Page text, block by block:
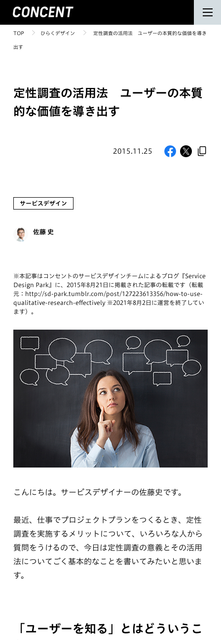
TOP ひらくデザイン 定性調査の活用法 ユーザーの本質的な価値を導き
出す
定性調査の活用法 ユーザーの本質
的な価値を導き出す
2015.11.25
サービスデザイン
佐藤 史
※本記事はコンセントのサービスデザインチームによるブログ『Service
Design Park』に、2015年8月21日に掲載された記事の転載です（転載
元：http://sd-park.tumblr.com/post/127223613356/how-to-use-
qualitative-research-effectively ※2021年8月2日に運営を終了してい
ます）。
こんにちは。サービスデザイナーの佐藤史です。
最近、仕事でプロジェクトプランをつくるとき、定性
調査を実施するメリットについて、いろいろな人から
質問をうけるので、今日は定性調査の意義とその活用
法についてごく基本的なことを書いてみたいと思いま
す。
「ユーザーを知る」とはどういうこ